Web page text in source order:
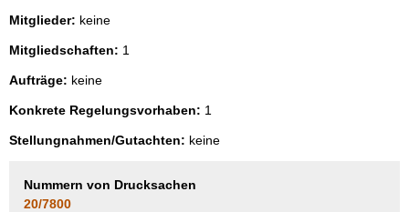
Mitglieder: keine
Mitgliedschaften: 1
Aufträge: keine
Konkrete Regelungsvorhaben: 1
Stellungnahmen/Gutachten: keine
Nummern von Drucksachen
20/7800